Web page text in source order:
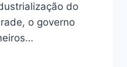
do
o governo